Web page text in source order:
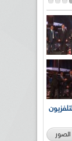
والتلفزيون